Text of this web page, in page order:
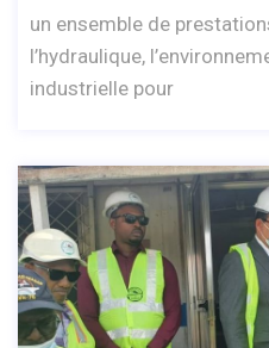
un ensemble de
l’hydraulique,
industrielle pour